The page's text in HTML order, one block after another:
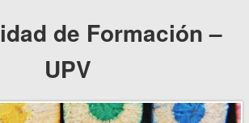
de Formación –
UPV